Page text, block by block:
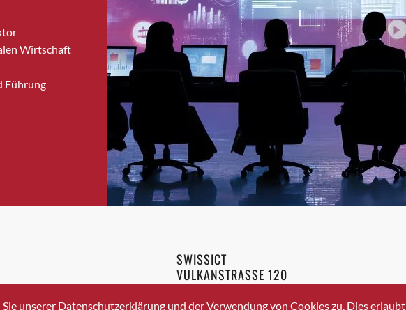
Bronschhofen
Brugg
Brugg AG
Burgdorf
Bäretswil
Bülach
Cazis
Crissier
Davos Platz
Wirtschaft
Führung
43 336 40 20
SWISSICT
VULKANSTRASSE 120
8048 ZURICH
unserer Datenschutzerklärung und der Verwendung von Cookies zu. Dies erlaubt